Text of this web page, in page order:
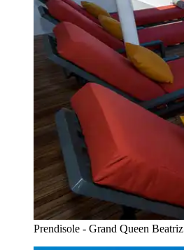
Prendisole - Grand Queen Beatriz